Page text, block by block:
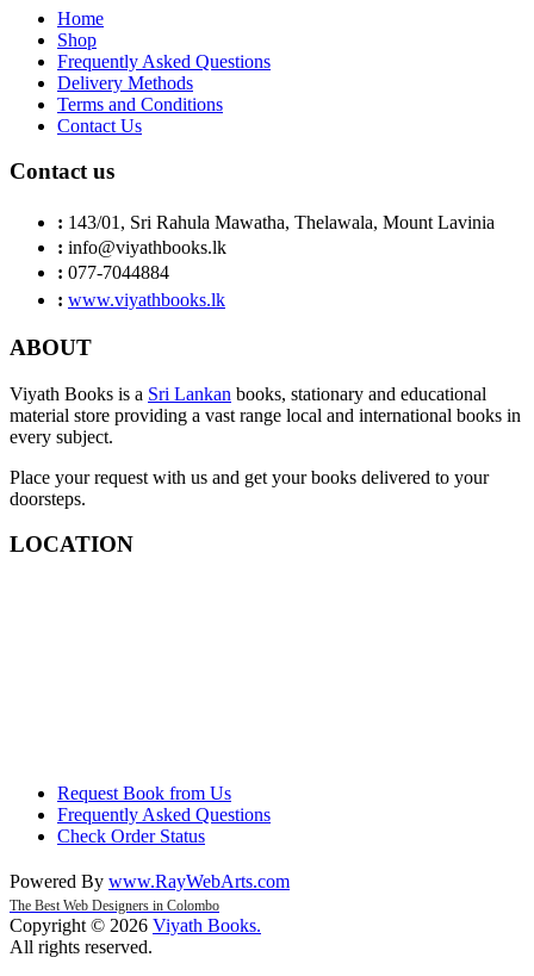
Home
Shop
Frequently Asked Questions
Delivery Methods
Terms and Conditions
Contact Us
Contact us
: 143/01, Sri Rahula Mawatha, Thelawala, Mount Lavinia
: info@viyathbooks.lk
: 077-7044884
: www.viyathbooks.lk
ABOUT
Viyath Books is a Sri Lankan books, stationary and educational
material store providing a vast range local and international books in
every subject.
Place your request with us and get your books delivered to your
doorsteps.
LOCATION
Request Book from Us
Frequently Asked Questions
Check Order Status
Powered By www.RayWebArts.com
The Best Web Designers in Colombo
Copyright © 2026 Viyath Books.
All rights reserved.